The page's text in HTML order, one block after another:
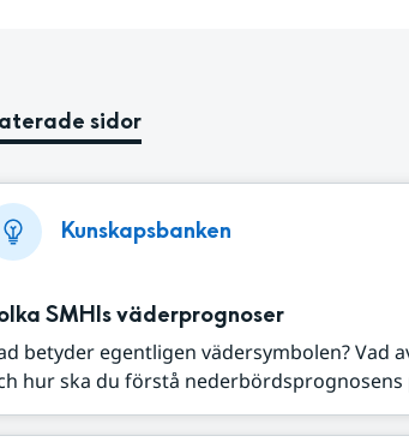
sidor
Kunskapsbanken
SMHIs väderprognoser
betyder egentligen vädersymbolen? Vad
hur ska du förstå